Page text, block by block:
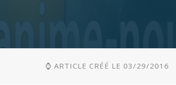
⌚ ARTICLE CRÉÉ LE 03/29/2016